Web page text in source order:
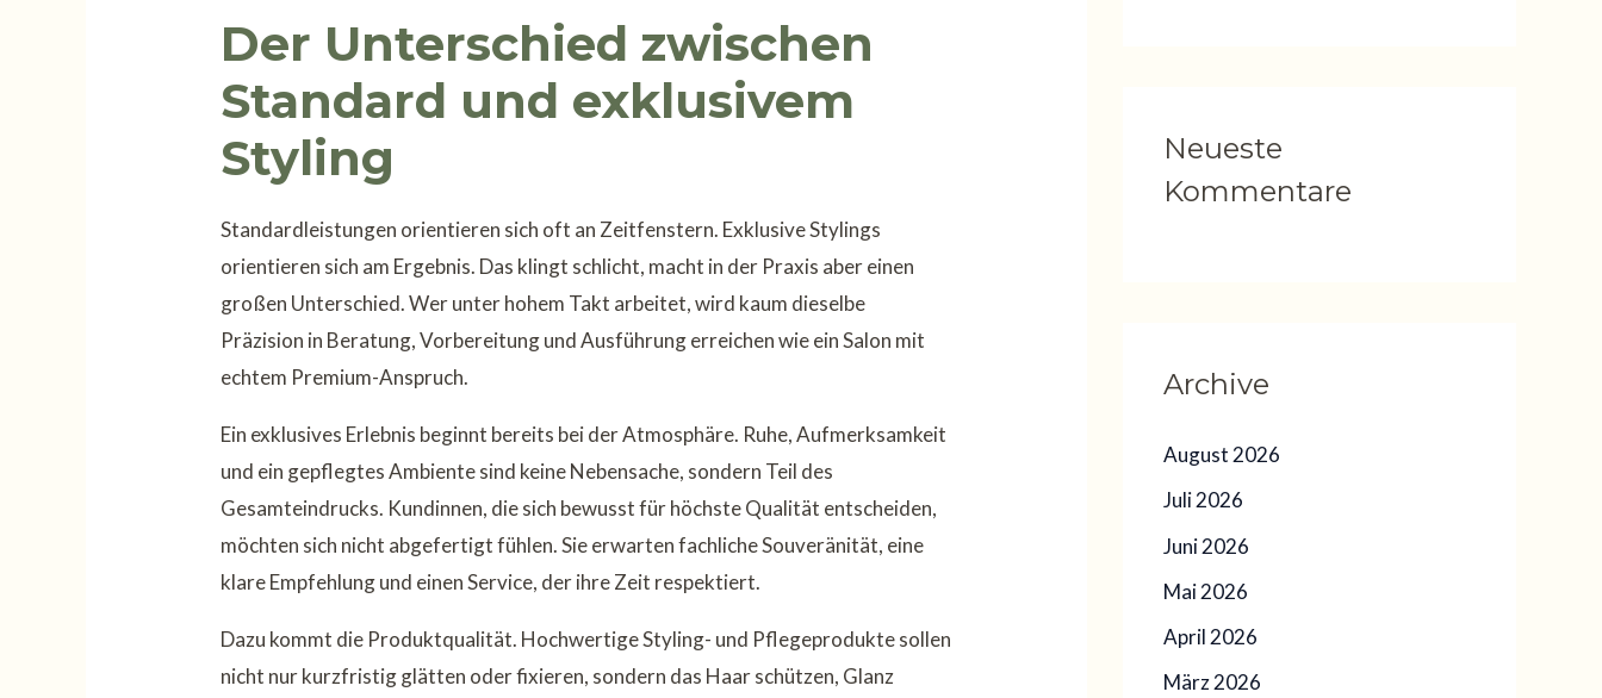
Der Unterschied zwischen
Standard und exklusivem
Styling
Standardleistungen orientieren sich oft an Zeitfenstern. Exklusive Stylings
orientieren sich am Ergebnis. Das klingt schlicht, macht in der Praxis aber einen
großen Unterschied. Wer unter hohem Takt arbeitet, wird kaum dieselbe
Präzision in Beratung, Vorbereitung und Ausführung erreichen wie ein Salon mit
echtem Premium-Anspruch.
Ein exklusives Erlebnis beginnt bereits bei der Atmosphäre. Ruhe, Aufmerksamkeit
und ein gepflegtes Ambiente sind keine Nebensache, sondern Teil des
Gesamteindrucks. Kundinnen, die sich bewusst für höchste Qualität entscheiden,
möchten sich nicht abgefertigt fühlen. Sie erwarten fachliche Souveränität, eine
klare Empfehlung und einen Service, der ihre Zeit respektiert.
Dazu kommt die Produktqualität. Hochwertige Styling- und Pflegeprodukte sollen
nicht nur kurzfristig glätten oder fixieren, sondern das Haar schützen, Glanz
Neueste
Kommentare
Archive
August 2026
Juli 2026
Juni 2026
Mai 2026
April 2026
März 2026